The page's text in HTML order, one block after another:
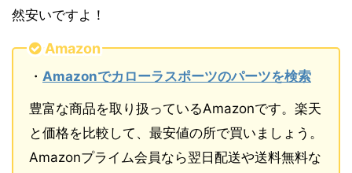
然安いですよ！
Amazon
・ Amazonでカローラスポーツのパーツを検索
豊富な商品を取り扱っているAmazonです。楽天
と価格を比較して、最安値の所で買いましょう。
Amazonプライム会員なら翌日配送や送料無料な